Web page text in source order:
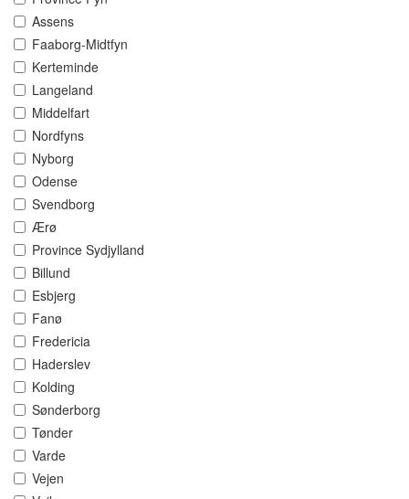
Assens
Faaborg-Midtfyn
Kerteminde
Langeland
Middelfart
Nordfyns
Nyborg
Odense
Svendborg
Ærø
Province Sydjylland
Billund
Esbjerg
Fanø
Fredericia
Haderslev
Kolding
Sønderborg
Tønder
Varde
Vejen